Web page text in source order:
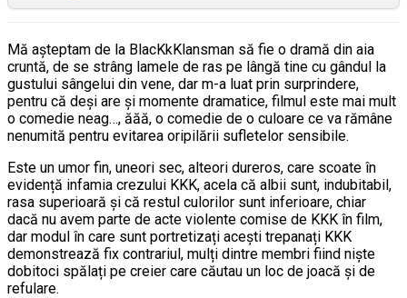
Mă așteptam de la BlacKkKlansman să fie o dramă din aia
cruntă, de se strâng lamele de ras pe lângă tine cu gândul la
gustului sângelui din vene, dar m-a luat prin surprindere,
pentru că deși are și momente dramatice, filmul este mai mult
o comedie neag…, ăăă, o comedie de o culoare ce va rămâne
nenumită pentru evitarea oripilării sufletelor sensibile.
Este un umor fin, uneori sec, alteori dureros, care scoate în
evidență infamia crezului KKK, acela că albii sunt, indubitabil,
rasa superioară și că restul culorilor sunt inferioare, chiar
dacă nu avem parte de acte violente comise de KKK în film,
dar modul în care sunt portretizați acești trepanați KKK
demonstrează fix contrariul, mulți dintre membri fiind niște
dobitoci spălați pe creier care căutau un loc de joacă și de
refulare.